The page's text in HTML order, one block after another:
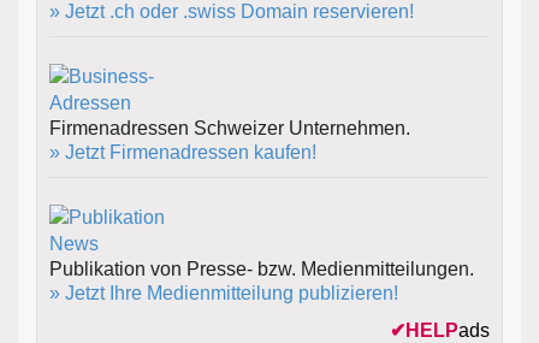
» Jetzt .ch oder .swiss Domain reservieren!
Firmenadressen Schweizer Unternehmen.
» Jetzt Firmenadressen kaufen!
Publikation von Presse- bzw. Medienmitteilungen.
» Jetzt Ihre Medienmitteilung publizieren!
✔ HELPads